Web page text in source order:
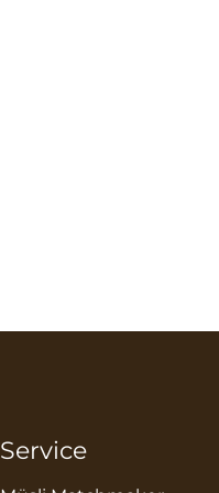
Service